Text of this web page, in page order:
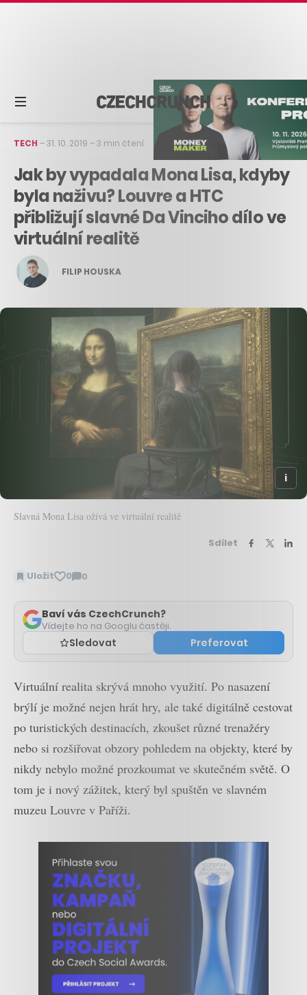
TECH –31. 10. 2019 –3 min čtení
Jak by vypadala Mona Lisa, kdyby
byla naživu? Louvre a HTC
přibližují slavné Da Vinciho dílo ve
virtuální realitě
FILIP HOUSKA
Slavná Mona Lisa ožívá ve virtuální realitě
Sdílet
Uložit 0 0
Zobrazit
Baví vás CzechCrunch?
Vídejte ho na Googlu častěji.
Sledovat Preferovat
Virtuální realita skrývá mnoho využití. Po nasazení
brýlí je možné nejen hrát hry, ale také digitálně cestovat
po turistických destinacích, zkoušet různé trenažéry
nebo si rozšiřovat obzory pohledem na objekty, které by
nikdy nebylo možné prozkoumat ve skutečném světě. O
tom je i nový zážitek, který byl spuštěn ve slavném
muzeu Louvre v Paříži.